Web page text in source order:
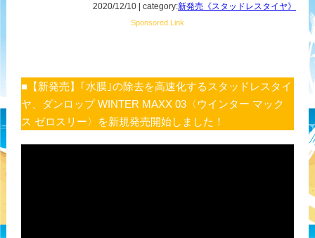
2020/12/10 | category:新発売《スタッドレスタイヤ》
Sponsored Link
■【新発売】｢水膜｣の除去を高速化するスタッドレスタイ
ヤ、ダンロップ WINTER MAXX 03〈ウインター マック
ス ゼロスリー〉を新規発売開始しました！